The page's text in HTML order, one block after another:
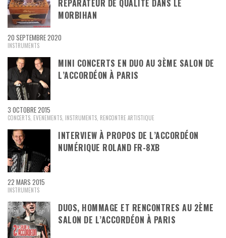
RÉPARATEUR DE QUALITÉ DANS LE
MORBIHAN
20 SEPTEMBRE 2020
INSTRUMENTS
MINI CONCERTS EN DUO AU 3ÈME SALON DE
L’ACCORDÉON À PARIS
3 OCTOBRE 2015
CONCERTS EVENEMENTS INSTRUMENTS RENCONTRE ARTISTIQUE
INTERVIEW À PROPOS DE L’ACCORDÉON
NUMÉRIQUE ROLAND FR-8XB
22 MARS 2015
INSTRUMENTS
DUOS, HOMMAGE ET RENCONTRES AU 2ÈME
SALON DE L’ACCORDÉON À PARIS